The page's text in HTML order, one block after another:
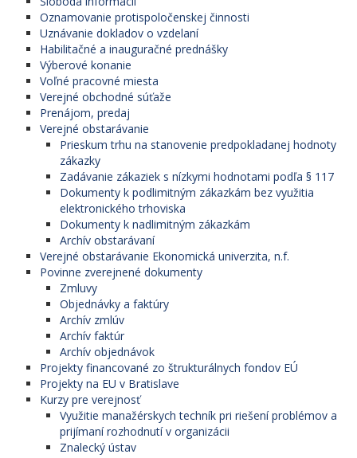
Oznamovanie protispoločenskej činnosti
Uznávanie dokladov o vzdelaní
Habilitačné a inauguračné prednášky
Výberové konanie
Voľné pracovné miesta
Verejné obchodné súťaže
Prenájom, predaj
Verejné obstarávanie
Prieskum trhu na stanovenie predpokladanej hodnoty
zákazky
Zadávanie zákaziek s nízkymi hodnotami podľa § 117
Dokumenty k podlimitným zákazkám bez využitia
elektronického trhoviska
Dokumenty k nadlimitným zákazkám
Archív obstarávaní
Verejné obstarávanie Ekonomická univerzita, n.f.
Povinne zverejnené dokumenty
Zmluvy
Objednávky a faktúry
Archív zmlúv
Archív faktúr
Archív objednávok
Projekty financované zo štrukturálnych fondov EÚ
Projekty na EU v Bratislave
Kurzy pre verejnosť
Využitie manažérskych techník pri riešení problémov a
prijímaní rozhodnutí v organizácii
Znalecký ústav